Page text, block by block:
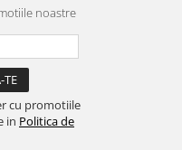
noastre
cu promotiile
in Politica de